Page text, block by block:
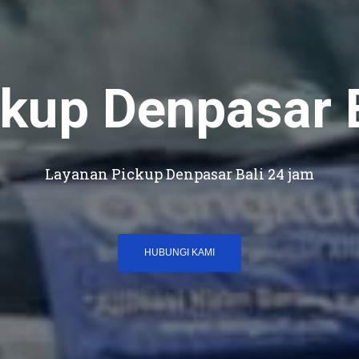
Denpasar
Layanan Pickup Denpasar Bali 24 jam
HUBUNGI KAMI